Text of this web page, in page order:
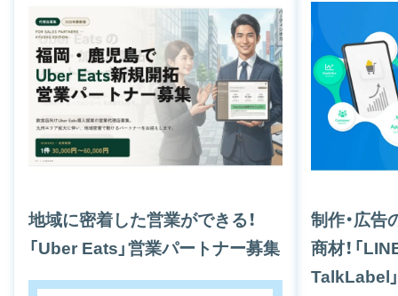
地域に密着した営業ができる！
「Uber Eats」営業パートナー募集
制作・広告
商材！「
TalkLabel